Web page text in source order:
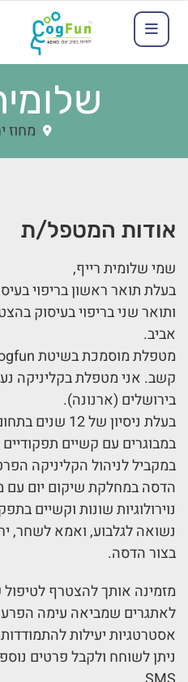
מחוז
אודות המטפל/ת
שמי שלומית רייף,
בעלת תואר ראשון בריפוי
ותואר שני בריפוי בעיסוק
אביב.
קשב. אני מטפלת בקליניקה
בירושלים (ארנונה).
בעלת ניסיון של
במבוגרים עם קשיים תפקודיים
במקביל לניהול הקליניקה
הדסה במחלקת שיקום יום עם
נוירולוגיות שונות וקשיים
נשואה לגלבוע, ואמא לשחר,
בצור הדסה.
מזמינה אותך להצטרף
לאתגרים שמביאה עימה
אסטרטגיות יעילות
ניתן לשוחח ולקבל פרטים